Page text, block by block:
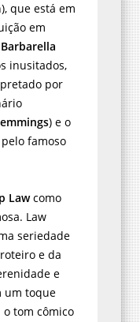
que está em
em
Barbarella
inusitados,
por
) e o
famoso
Lawcomo
Law
seriedade
e da
e
um toque
tom cômico